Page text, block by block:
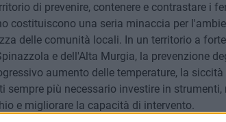
di prevenire, contenere e contrastare i
costituiscono una seria minaccia per
delle comunità locali. In un territorio a
e dell'Alta Murgia, la prevenzione
aumento delle temperature, la
più necessario investire in strumenti,
e migliorare la capacità di intervento.